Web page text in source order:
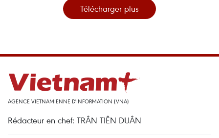
Télécharger plus
AGENCE VIETNAMIENNE D'INFORMATION (VNA)
Rédacteur en chef: TRÂN TIÊN DUÂN